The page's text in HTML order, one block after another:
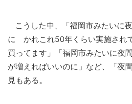
こうした中、「福岡市みたいに
に かれこれ50年くらい実施され
買ってます」「福岡市みたいに夜
が増えればいいのに」など、「夜
見もある。